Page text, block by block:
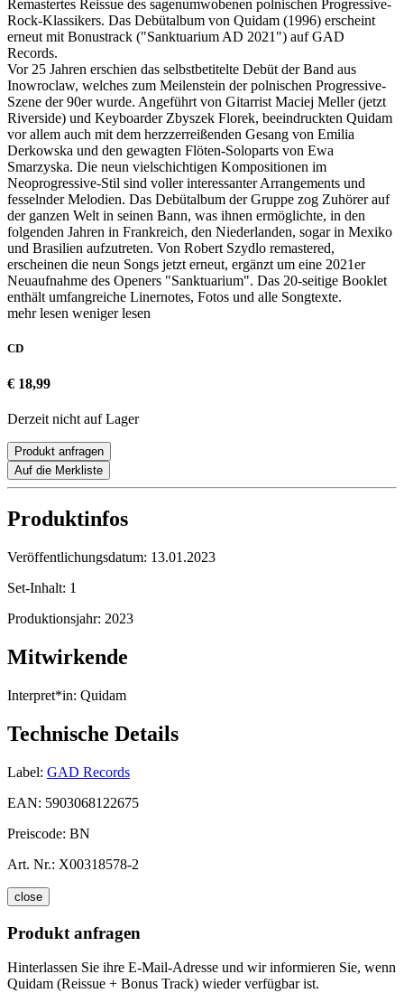
Remastertes Reissue des sagenumwobenen polnischen Progressive-
Rock-Klassikers. Das Debütalbum von Quidam (1996) erscheint
erneut mit Bonustrack ("Sanktuarium AD 2021") auf GAD
Records.
Vor 25 Jahren erschien das selbstbetitelte Debüt der Band aus
Inowroclaw, welches zum Meilenstein der polnischen Progressive-
Szene der 90er wurde. Angeführt von Gitarrist Maciej Meller (jetzt
Riverside) und Keyboarder Zbyszek Florek, beeindruckten Quidam
vor allem auch mit dem herzzerreißenden Gesang von Emilia
Derkowska und den gewagten Flöten-Soloparts von Ewa
Smarzyska. Die neun vielschichtigen Kompositionen im
Neoprogressive-Stil sind voller interessanter Arrangements und
fesselnder Melodien. Das Debütalbum der Gruppe zog Zuhörer auf
der ganzen Welt in seinen Bann, was ihnen ermöglichte, in den
folgenden Jahren in Frankreich, den Niederlanden, sogar in Mexiko
und Brasilien aufzutreten. Von Robert Szydlo remastered,
erscheinen die neun Songs jetzt erneut, ergänzt um eine 2021er
Neuaufnahme des Openers "Sanktuarium". Das 20-seitige Booklet
enthält umfangreiche Linernotes, Fotos und alle Songtexte.
mehr lesen weniger lesen
CD
€ 18,99
Derzeit nicht auf Lager
Produkt anfragen
Auf die Merkliste
Produktinfos
Veröffentlichungsdatum: 13.01.2023
Set-Inhalt: 1
Produktionsjahr: 2023
Mitwirkende
Interpret*in: Quidam
Technische Details
Label: GAD Records
EAN: 5903068122675
Preiscode: BN
Art. Nr.: X00318578-2
close
Produkt anfragen
Hinterlassen Sie ihre E-Mail-Adresse und wir informieren Sie, wenn
Quidam (Reissue + Bonus Track) wieder verfügbar ist.